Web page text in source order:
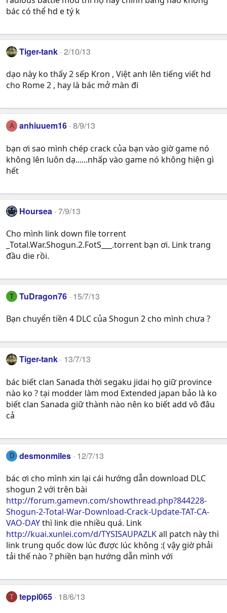
bác có thể hd e tý k
Tiger-tank 2/10/13
dạo này ko thấy 2 sếp Kron , Việt anh lên tiếng viết hd
cho Rome 2 , hay là bác mở màn đi
A anhiuuem16 8/9/13
bạn ơi sao mình chép crack của bạn vào giờ game nó
không lên luôn dạ......nhấp vào game nó không hiện gì
hết
Hoursea 7/9/13
Cho mình link down file torrent
_Total.War.Shogun.2.FotS___.torrent bạn ơi. Link trang
đầu die rồi.
T TuDragon76 15/7/13
Bạn chuyển tiền 4 DLC của Shogun 2 cho mình chưa ?
Tiger-tank 13/7/13
bác biết clan Sanada thời segaku jidai họ giữ province
nào ko ? tại modder làm mod Extended japan bảo là ko
biết clan Sanada giữ thành nào nên ko biết add vô đâu
cả
D desmonmiles 12/7/13
bác ơi cho mình xin lại cái hướng dẫn download DLC
shogun 2 với trên bài
http://forum.gamevn.com/showthread.php?844228-
Shogun-2-Total-War-Download-Crack-Update-TAT-CA-
VAO-DAYthì link die nhiều quá. Link
http://kuai.xunlei.com/d/TYSISAUPAZLKall patch này thì
link trung quốc dow lúc được lúc không :( vậy giờ phải
tải thế nào ? phiền bạn hướng dẫn mình với
T teppi065 18/6/13